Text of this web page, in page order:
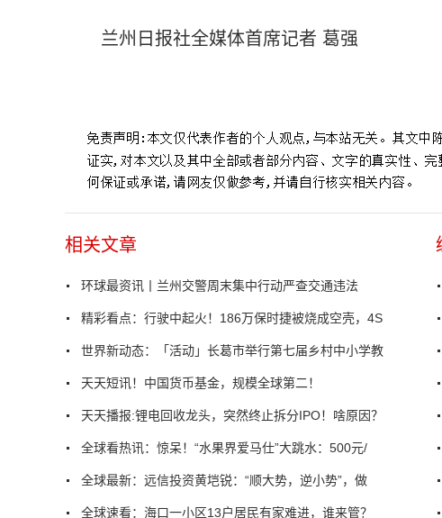
兰州日报社全媒体首席记者 葛强
相关文章
环球最资讯丨兰州交警周末集中行动严查交通违法
精彩看点：行驶中起火！186万保时捷被烧成空壳，4S
世界新动态：「活动」长葛市举行第七届乡村中小学教
天天短讯！中国货币基金，规模全球第二！
天天播报:锂电回收龙头，突然终止拆分IPO！啥原因？
全球看热讯：惊呆！“水果界爱马仕”大跳水：500元/
全球最新：远信投资黄垲锐：“顺大势，逆小势”，做
全球速看：海口一小区13户居民有家难进，谁来管？